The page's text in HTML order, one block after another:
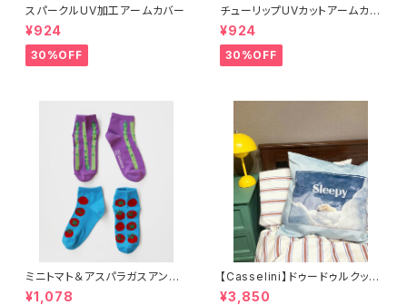
スパークルUV加工アームカバー
¥924
30%OFF
チューリップUVカットアームカバ
ー
¥924
30%OFF
ミニトマト＆アスパラガスアンク
ルソックス 2P
¥1,078
【Casselini】ドゥードゥルクッシ
ョンカバー
¥3,850